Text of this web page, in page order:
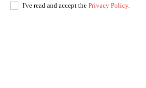
I've read and accept the Privacy Policy.